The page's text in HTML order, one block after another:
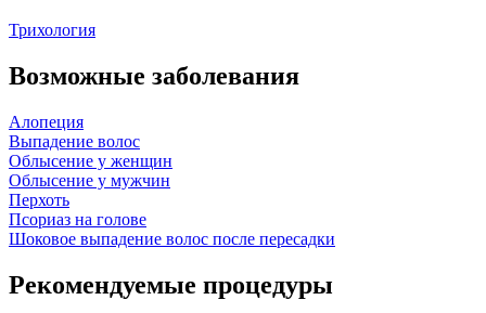
Трихология
Возможные заболевания
Алопеция
Выпадение волос
Облысение у женщин
Облысение у мужчин
Перхоть
Псориаз на голове
Шоковое выпадение волос после пересадки
Рекомендуемые процедуры